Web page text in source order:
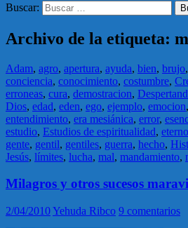
Buscar:
Archivo de la etiqueta:
Adam, agro, apertura, ayuda, bien, brujo,
conciencia, conocimiento, costumbre,
erroneas, cura, demostracion,
Dios, edad, eden, ego, ejemplo, emocion,
entendimiento, era mesiánica, error,
estudio, Estudios de espiritualidad, eterno
gente, gentil, gentiles, guerra, hecho,
Jesús, límites, lucha, mal, mandamiento,
Milagros y otros sucesos
2/04/2010Yehuda Ribco 9 comentarios